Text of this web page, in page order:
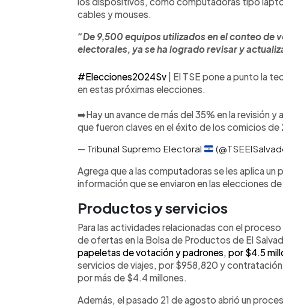
cables y mouses.
“De 9,500 equipos utilizados en el conteo de
electorales, ya se ha logrado revisar y
#Elecciones2024Sv | El TSE pone a punto la
en estas próximas elecciones.
➡️Hay un avance de más del 35% en la revisión
que fueron claves en el éxito de los comicios
— Tribunal Supremo Electoral
Agrega que a las computadoras se les aplica
información que se enviaron en las elecciones de
Productos y servicios
Para las actividades relacionadas con el
de ofertas en la Bolsa de Productos de El
papeletas de votación y padrones, por $4.5
servicios de viajes, por $958,820 y
por más de $4.4 millones.
Además, el pasado 21 de agosto abrió un